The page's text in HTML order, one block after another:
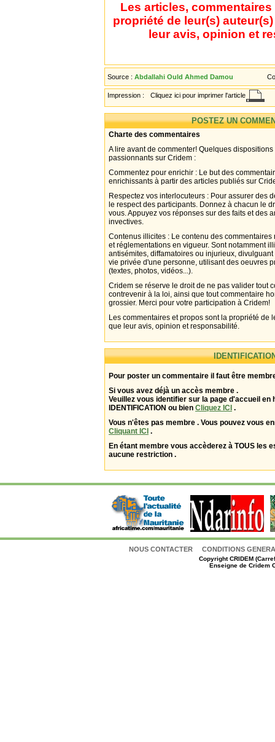
Les articles,
propriété de leur(s)
leur avis, opinion et
Source : Abdallahi Ould Ahmed Damou
Impression : Cliquez ici pour imprimer l'article
POSTEZ UN
Charte des commentaires
A lire avant de commenter! Quelques
passionnants sur Cridem :
Commentez pour enrichir : Le but des
enrichissants à partir des articles publiés sur
Respectez vos interlocuteurs : Pour assurer des
le respect des participants. Donnez à chacun le
vous. Appuyez vos réponses sur des faits et des
invectives.
Contenus illicites : Le contenu des
et réglementations en vigueur. Sont notamment
antisémites, diffamatoires ou injurieux,
vie privée d'une personne, utilisant des oeuvres
(textes, photos, vidéos...).
Cridem se réserve le droit de ne pas valider tout
contrevenir à la loi, ainsi que tout commentaire
grossier. Merci pour votre participation à Cridem!
Les commentaires et propos sont la propriété de
que leur avis, opinion et responsabilité.
Pour poster un commentaire il faut être
Si vous avez déjà un accès membre .
Veuillez vous identifier sur la page d'accueil en
IDENTIFICATION ou bien Cliquez ICI .
Vous n'êtes pas membre . Vous pouvez vous
Cliquant ICI .
En étant membre vous accèderez à TOUS les
aucune restriction .
NOUS CONTACTER CONDITIONS
CopyrightCRIDEM
Enseigne de Cridem